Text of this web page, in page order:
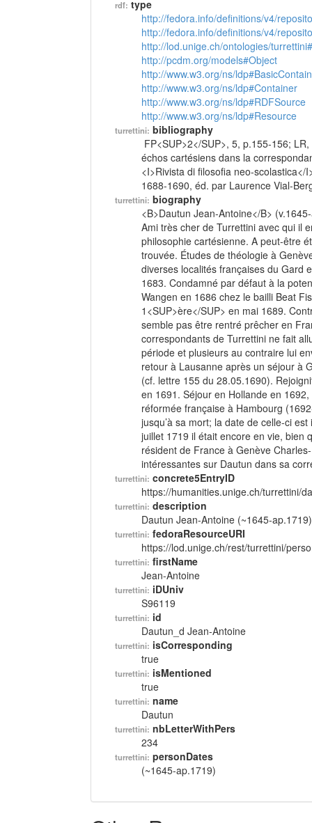
rdf: type
http://fedora.info/definitions/v4/
http://fedora.info/definitions/v4/
http://lod.unige.ch/ontologies/
http://pcdm.org/models#Object
http://www.w3.org/ns/
http://www.w3.org/ns/ldp#Container
http://www.w3.org/ns/ldp#RDFSource
http://www.w3.org/ns/ldp#Resource
turrettini: bibliography
FP<SUP>2</SUP>, 5, p.155-156;
échos cartésiens dans la
<I>Rivista di filosofia neo-
1688-1690, éd. par Laurence Vial-
turrettini: biography
<B>Dautun Jean-Antoine</B>
Ami très cher de Turrettini avec qui il
philosophie cartésienne. A peut-être
trouvée. Études de théologie à
diverses localités françaises du Gard
1683. Condamné par défaut à la
Wangen en 1686 chez le bailli Beat
1<SUP>ère</SUP> en mai 1689.
semble pas être rentré prêcher en
correspondants de Turrettini ne fait
période et plusieurs au contraire lui
retour à Lausanne après un séjour à
(cf. lettre 155 du 28.05.1690).
en 1691. Séjour en Hollande en
réformée française à Hambourg
jusqu’à sa mort; la date de celle-ci
juillet 1719 il était encore en vie, bien
résident de France à Genève
intéressantes sur Dautun dans sa
turrettini: concrete5EntryID
https://humanities.unige.ch/turrettini/
turrettini: description
Dautun Jean-Antoine (~1645-ap.1719)
turrettini: fedoraResourceURI
https://lod.unige.ch/rest/turrettini/
turrettini: firstName
Jean-Antoine
turrettini: iDUniv
S96119
turrettini: id
Dautun_d Jean-Antoine
turrettini: isCorresponding
true
turrettini: isMentioned
true
turrettini: name
Dautun
turrettini: nbLetterWithPers
234
turrettini: personDates
(~1645-ap.1719)